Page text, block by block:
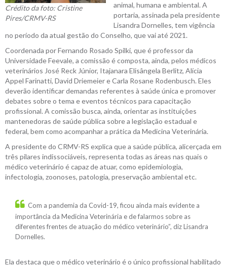
Crédito da foto: Cristine
Pires/CRMV-RS
animal, humana e ambiental. A
portaria, assinada pela presidente
Lisandra Dornelles, tem vigência
no período da atual gestão do Conselho, que vai até 2021.
Coordenada por Fernando Rosado Spilki, que é professor da
Universidade Feevale, a comissão é composta, ainda, pelos médicos
veterinários José Reck Júnior, Itajanara Elisângela Berlitz, Alícia
Appel Farinatti, David Driemeier e Carla Rosane Rodenbusch. Eles
deverão identificar demandas referentes à saúde única e promover
debates sobre o tema e eventos técnicos para capacitação
profissional. A comissão busca, ainda, orientar as instituições
mantenedoras de saúde pública sobre a legislação estadual e
federal, bem como acompanhar a prática da Medicina Veterinária.
A presidente do CRMV-RS explica que a saúde pública, alicerçada em
três pilares indissociáveis, representa todas as áreas nas quais o
médico veterinário é capaz de atuar, como epidemiologia,
infectologia, zoonoses, patologia, preservação ambiental etc.
Com a pandemia da Covid-19, ficou ainda mais evidente a
importância da Medicina Veterinária e de falarmos sobre as
diferentes frentes de atuação do médico veterinário”, diz Lisandra
Dornelles.
Ela destaca que o médico veterinário é o único profissional habilitado